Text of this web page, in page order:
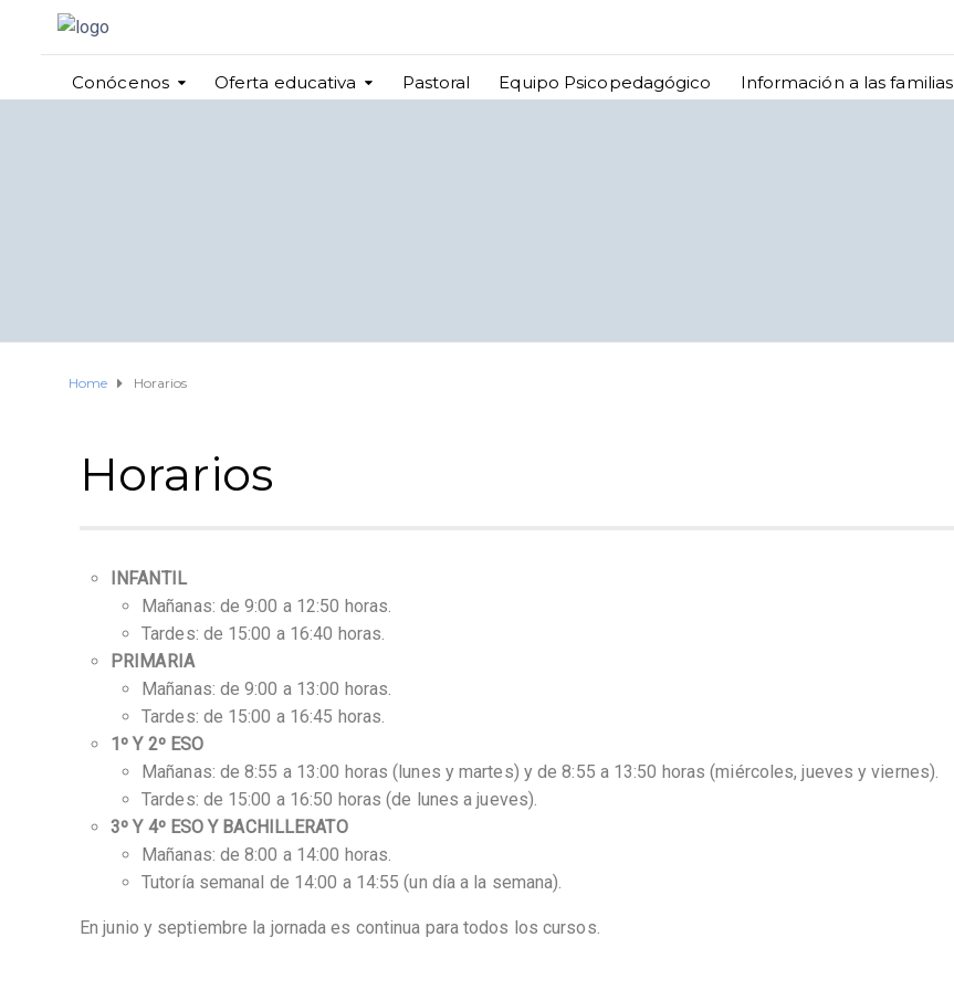
Conócenos Oferta educativa Pastoral Equipo Psicopedagógico Información a las familias
Home Horarios
Horarios
INFANTIL
Mañanas: de 9:00 a 12:50 horas.
Tardes: de 15:00 a 16:40 horas.
PRIMARIA
Mañanas: de 9:00 a 13:00 horas.
Tardes: de 15:00 a 16:45 horas.
1º Y 2º ESO
Mañanas: de 8:55 a 13:00 horas (lunes y martes) y de 8:55 a 13:50 horas (miércoles, jueves y viernes).
Tardes: de 15:00 a 16:50 horas (de lunes a jueves).
3º Y 4º ESO Y BACHILLERATO
Mañanas: de 8:00 a 14:00 horas.
Tutoría semanal de 14:00 a 14:55 (un día a la semana).
En junio y septiembre la jornada es continua para todos los cursos.